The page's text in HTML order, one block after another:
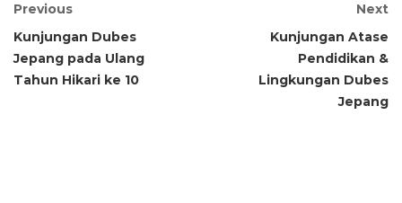
Previous
Kunjungan Dubes
Jepang pada Ulang
Tahun Hikari ke 10
Next
Kunjungan Atase
Pendidikan &
Lingkungan Dubes
Jepang